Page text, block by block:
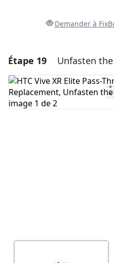
Demander à
Ajouter un
Ajouter un
Étape 19 Unfasten